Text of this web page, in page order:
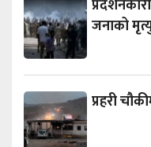
जनाको
प्रहरी